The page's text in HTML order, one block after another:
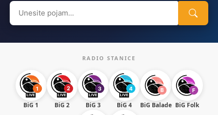
Search
for:
RADIO STANICE
BiG 1 BiG 2 BiG 3 BiG 4 BiG Balade BiG Folk